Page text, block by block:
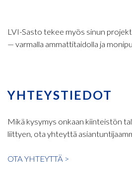
LVI-Sasto tekee myös sinun
— varmalla ammattitaidolla ja
YHTEYSTIEDOT
Mikä kysymys onkaan kiinteistön
liittyen, ota yhteyttä
OTA YHTEYTTÄ >